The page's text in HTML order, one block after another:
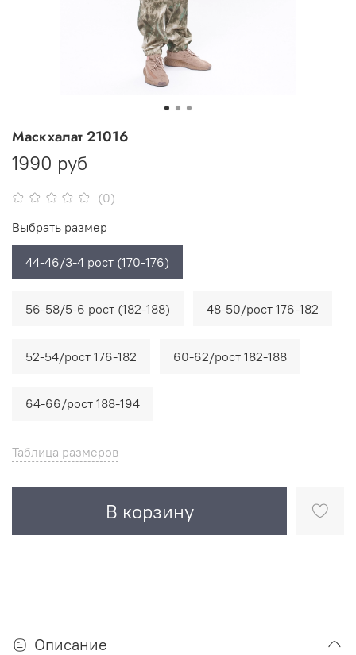
(0)
Маскхалат 21016
1990 руб
Таблица размеров
В корзину
Выбрать размер
44-46/3-4 рост (170-176)
56-58/5-6 рост (182-188) 48-50/рост 176-182
52-54/рост 176-182 60-62/рост 182-188
64-66/рост 188-194
Описание